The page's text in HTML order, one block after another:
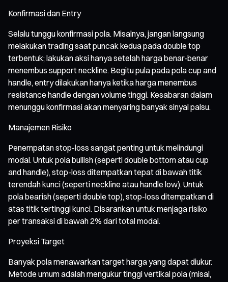
Konfirmasi dan Entry
Selalu tunggu konfirmasi pola. Misalnya, jangan langsung
melakukan trading saat puncak kedua pada double top
terbentuk; lakukan aksi hanya setelah harga benar-benar
menembus support neckline. Begitu pula pada pola cup and
handle, entry dilakukan hanya ketika harga menembus
resistance handle dengan volume tinggi. Kesabaran dalam
menunggu konfirmasi akan menyaring banyak sinyal palsu.
Manajemen Risiko
Penempatan stop-loss sangat penting untuk melindungi
modal. Untuk pola bullish (seperti double bottom atau cup
and handle), stop-loss ditempatkan tepat di bawah titik
terendah kunci (seperti neckline atau handle low). Untuk
pola bearish (seperti double top), stop-loss ditempatkan di
atas titik tertinggi kunci. Disarankan untuk menjaga risiko
per transaksi di bawah 2% dari total modal.
Proyeksi Target
Banyak pola menawarkan target harga yang dapat diukur.
Metode umum adalah mengukur tinggi vertikal pola (misal,